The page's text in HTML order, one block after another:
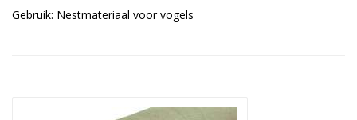
Gebruik: Nestmateriaal voor vogels